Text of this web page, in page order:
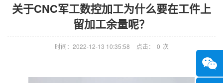
关于CNC军工数控加工为什么要在工件上
留加工余量呢？
时间：2022-12-13 10:35:58 点击： 0 次